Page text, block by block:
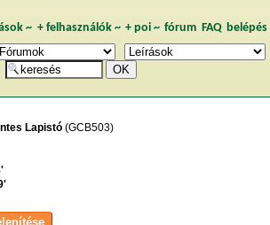
~ + felhasználók~ + poi~ fórum FAQ belépés
Lapistó (GCB503)